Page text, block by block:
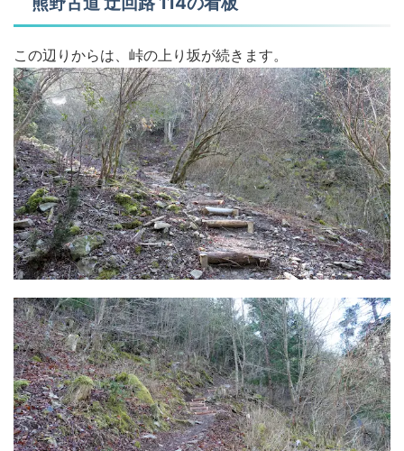
この辺りからは、峠の上り坂が続きます。